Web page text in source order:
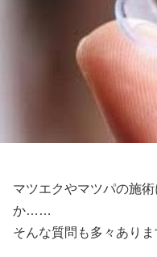
マツエクやマツパの施
か……
そんな質問も多々ありま